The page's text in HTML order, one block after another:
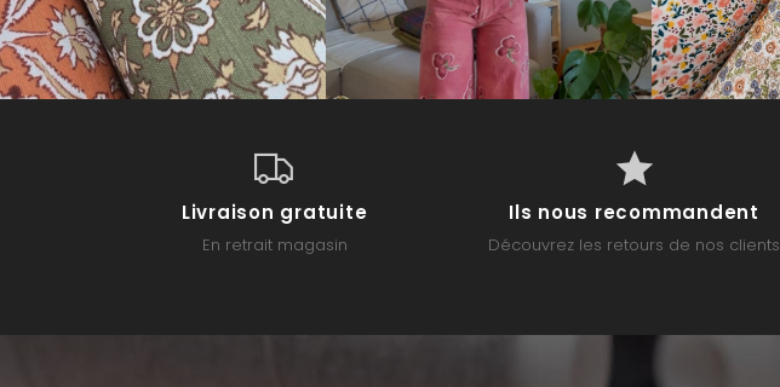
Livraison gratuite
En retrait magasin
Ils nous recommandent
Découvrez les retours de nos clients